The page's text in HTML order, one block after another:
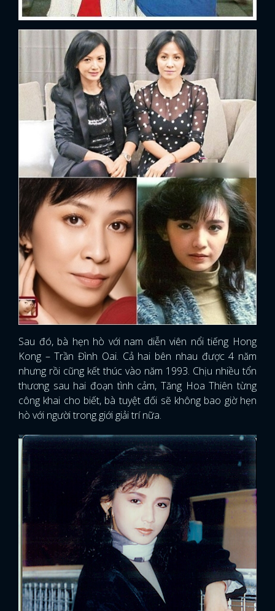
Sau đó, bà hẹn hò với nam diễn viên nổi tiếng Hong
Kong – Trần Đình Oai. Cả hai bên nhau được 4 năm
nhưng rồi cũng kết thúc vào năm 1993. Chịu nhiều tổn
thương sau hai đoạn tình cảm, Tăng Hoa Thiên từng
công khai cho biết, bà tuyệt đối sẽ không bao giờ hẹn
hò với người trong giới giải trí nữa.